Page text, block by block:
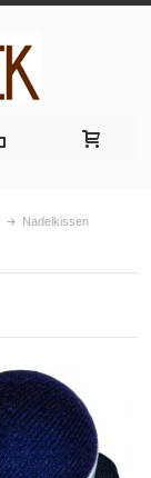
Nadelkissen